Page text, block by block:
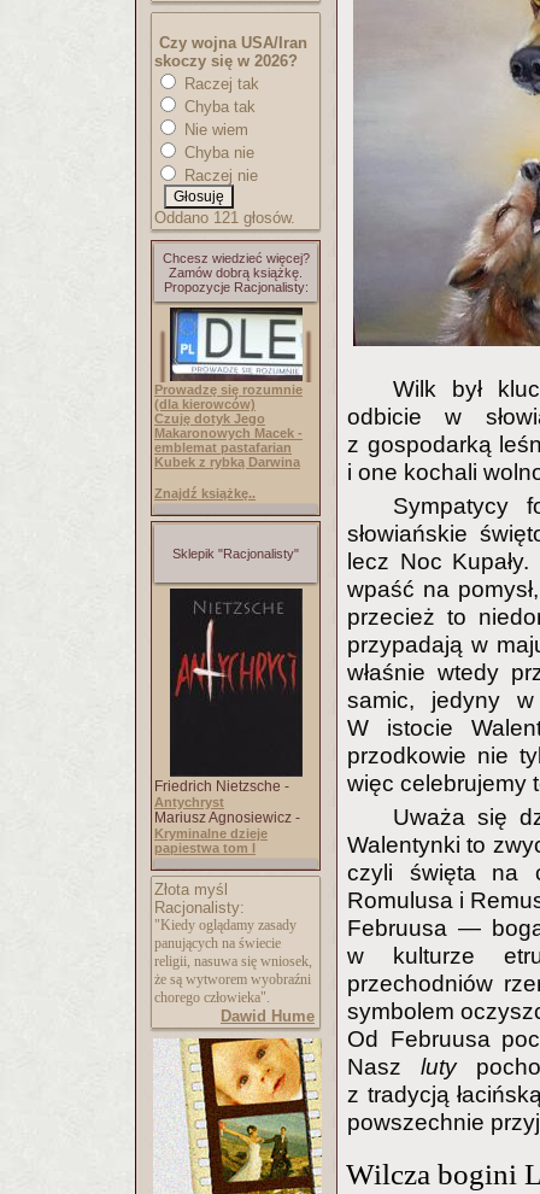
Czy wojna USA/Iran
skoczy się w 2026?
Raczej tak
Chyba tak
Nie wiem
Chyba nie
Raczej nie
Oddano 121 głosów.
Chcesz wiedzieć więcej?
Zamów dobrą książkę.
Propozycje Racjonalisty:
Prowadzę się rozumnie
(dla kierowców)
Czuję dotyk Jego
Makaronowych Macek -
emblemat pastafarian
Kubek z rybką Darwina
Znajdź książkę..
Sklepik "Racjonalisty"
Friedrich Nietzsche -
Antychryst
Mariusz Agnosiewicz -
Kryminalne dzieje
papiestwa tom I
Złota myśl
Racjonalisty:
"Kiedy oglądamy zasady
panujących na świecie
religii, nasuwa się wniosek,
że są wytworem wyobraźni
chorego człowieka".
Dawid Hume
Wilk był
odbicie w
z gospodarką
i one kochali
Sympatycy
słowiańskie
lecz Noc
wpaść na
przecież to
przypadają w
właśnie wtedy
samic, jedyny
W istocie
przodkowie nie
więc celebrujemy
Uważa się
Walentynki to
czyli święta na
Romulusa i
Februusa —
w kulturze
przechodniów
symbolem
Od Februusa
Nasz luty
z tradycją
powszechnie
Wilcza bogini